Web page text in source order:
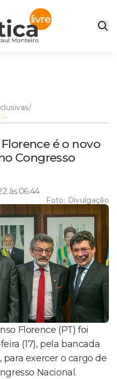
/
é
é o novo
Congresso
às 06:44
Foto: Divulgação
Florence (PT) foi
(17), pela bancada
para exercer o cargo de
Nacional.